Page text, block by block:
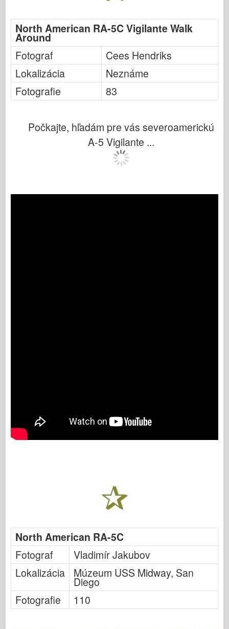
Trumpeter (Volút)
Zvezda
Fotky na aplikáciu Albumy
Chodiť
Knihy
Dvd
le Denník
North American RA-5C Vigilante Walk
Around
Fotograf
Cees Hendriks
Lokalizácia
Neznáme
Fotografie
83
Počkajte, hľadám pre vás severoamerickú
A-5 Vigilante ...
North American RA-5C
Fotograf
Vladimír Jakubov
Lokalizácia
Múzeum USS Midway, San
Diego
Fotografie
110